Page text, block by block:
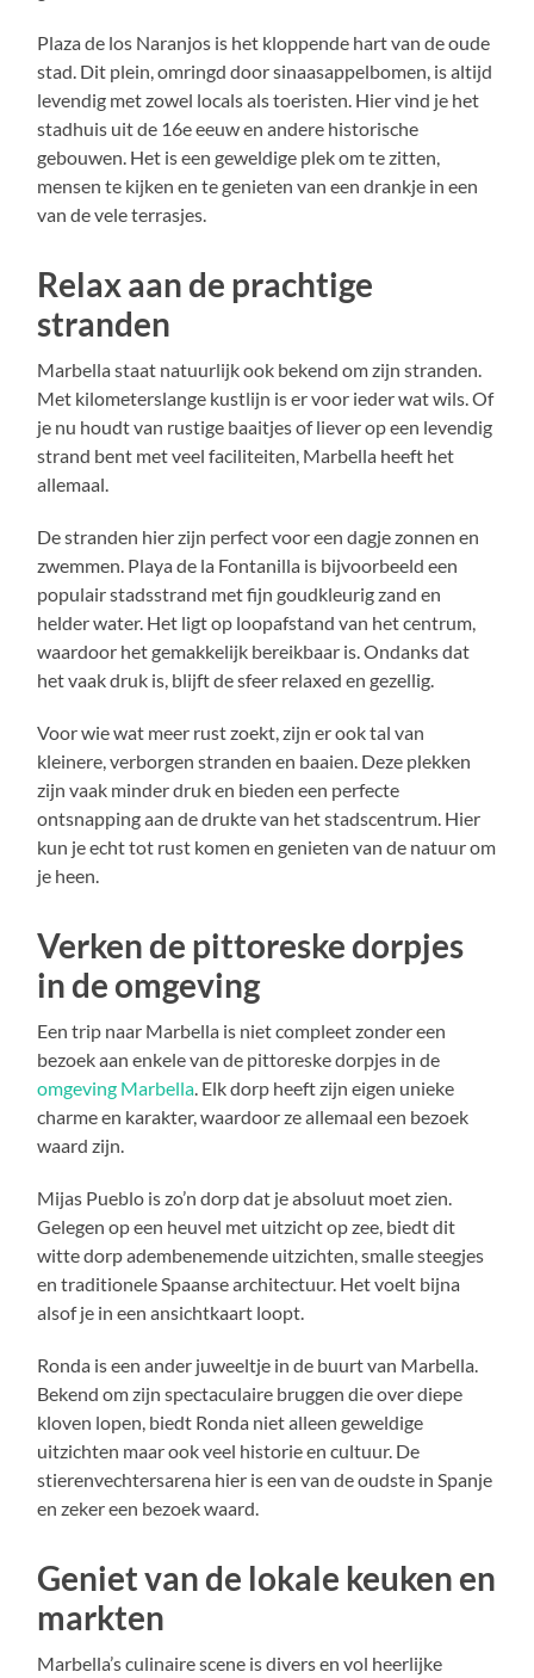
Plaza de los Naranjos is het kloppende hart van de oude
stad. Dit plein, omringd door sinaasappelbomen, is altijd
levendig met zowel locals als toeristen. Hier vind je het
stadhuis uit de 16e eeuw en andere historische
gebouwen. Het is een geweldige plek om te zitten,
mensen te kijken en te genieten van een drankje in een
van de vele terrasjes.
Relax aan de prachtige
stranden
Marbella staat natuurlijk ook bekend om zijn stranden.
Met kilometerslange kustlijn is er voor ieder wat wils. Of
je nu houdt van rustige baaitjes of liever op een levendig
strand bent met veel faciliteiten, Marbella heeft het
allemaal.
De stranden hier zijn perfect voor een dagje zonnen en
zwemmen. Playa de la Fontanilla is bijvoorbeeld een
populair stadsstrand met fijn goudkleurig zand en
helder water. Het ligt op loopafstand van het centrum,
waardoor het gemakkelijk bereikbaar is. Ondanks dat
het vaak druk is, blijft de sfeer relaxed en gezellig.
Voor wie wat meer rust zoekt, zijn er ook tal van
kleinere, verborgen stranden en baaien. Deze plekken
zijn vaak minder druk en bieden een perfecte
ontsnapping aan de drukte van het stadscentrum. Hier
kun je echt tot rust komen en genieten van de natuur om
je heen.
Verken de pittoreske dorpjes
in de omgeving
Een trip naar Marbella is niet compleet zonder een
bezoek aan enkele van de pittoreske dorpjes in de
omgeving Marbella . Elk dorp heeft zijn eigen unieke
charme en karakter, waardoor ze allemaal een bezoek
waard zijn.
Mijas Pueblo is zo’n dorp dat je absoluut moet zien.
Gelegen op een heuvel met uitzicht op zee, biedt dit
witte dorp adembenemende uitzichten, smalle steegjes
en traditionele Spaanse architectuur. Het voelt bijna
alsof je in een ansichtkaart loopt.
Ronda is een ander juweeltje in de buurt van Marbella.
Bekend om zijn spectaculaire bruggen die over diepe
kloven lopen, biedt Ronda niet alleen geweldige
uitzichten maar ook veel historie en cultuur. De
stierenvechtersarena hier is een van de oudste in Spanje
en zeker een bezoek waard.
Geniet van de lokale keuken en
markten
Marbella’s culinaire scene is divers en vol heerlijke